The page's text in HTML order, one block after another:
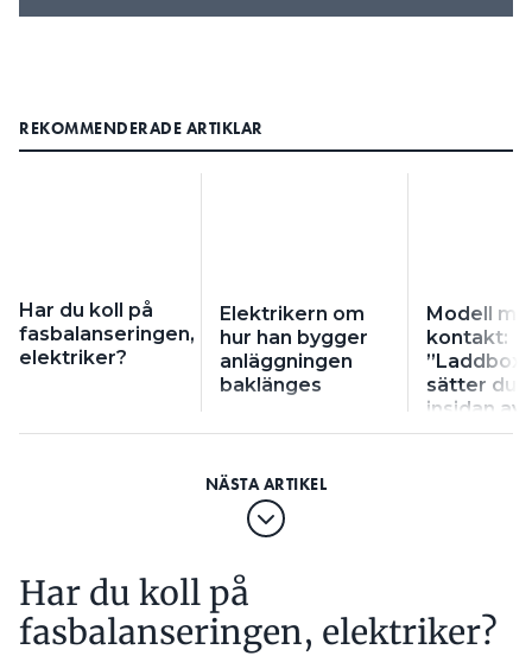
REKOMMENDERADE ARTIKLAR
Har du koll på
fasbalanseringen,
elektriker?
Elektrikern om
hur han bygger
anläggningen
baklänges
Modell
kontakt:
sätter du
insidan av
Har du koll på
fasbalanseringen, elektriker?